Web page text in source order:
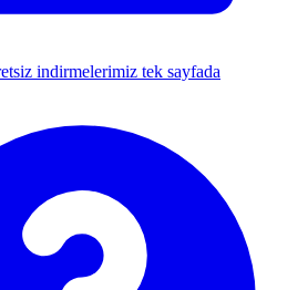
indirmelerimiz tek sayfada